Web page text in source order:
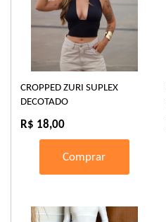
CROPPED ZURI SUPLEX
DECOTADO
R$ 18,00
Comprar